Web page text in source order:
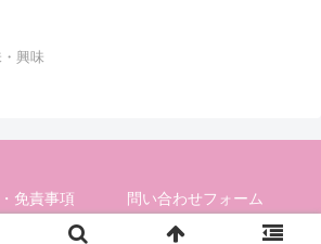
興味
免責事項 問い合わせフォーム
© 2025 All Rights Reserved.